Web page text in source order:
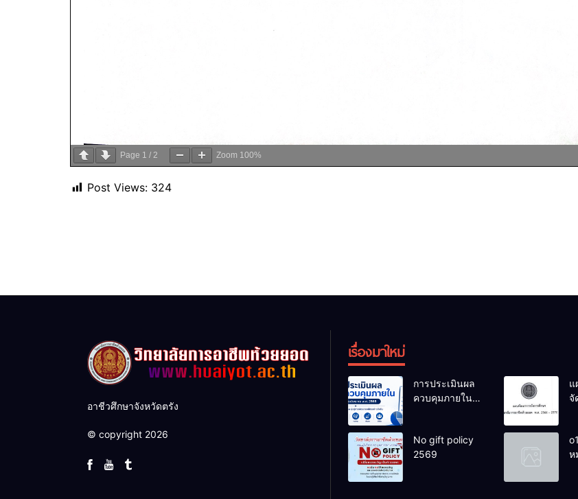
Page 1 / 2 Zoom 100%
Post Views: 324
อาชีวศึกษาจังหวัดตรัง
© copyright 2026
เรื่องมาใหม่
การประเมินผล
ควบคุมภายใน
แ
จั
ห้
No gift policy
2569
ห